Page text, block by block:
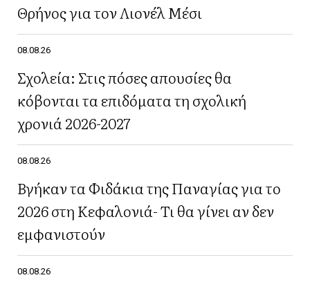
Θρήνος για τον Λιονέλ Μέσι
08.08.26
Σχολεία: Στις πόσες απουσίες θα
κόβονται τα επιδόματα τη σχολική
χρονιά 2026-2027
08.08.26
Βγήκαν τα Φιδάκια της Παναγίας για το
2026 στη Κεφαλονιά- Τι θα γίνει αν δεν
εμφανιστούν
08.08.26